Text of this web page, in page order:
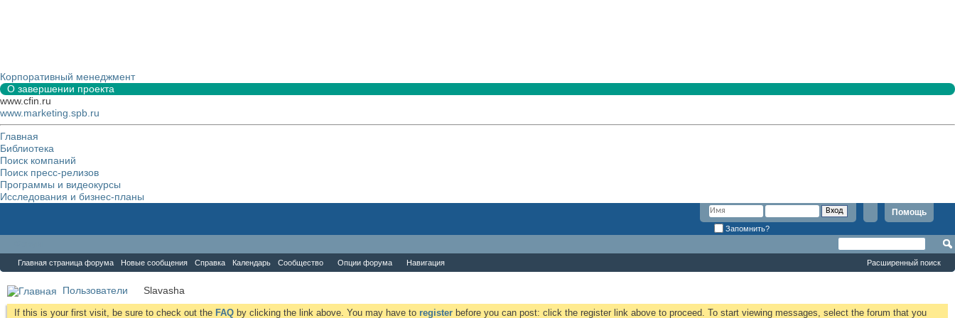
Корпоративный менеджмент
О завершении проекта
www.cfin.ru
www.marketing.spb.ru
Главная
Библиотека
Поиск компаний
Поиск пресс-релизов
Программы и видеокурсы
Исследования и бизнес-планы
Помощь
Запомнить?
Главная страница форума Новые сообщения Справка Календарь Сообщество Опции форума Навигация Расширенный поиск
Пользователи Slavasha
If this is your first visit, be sure to check out the FAQ by clicking the link above. You may have to register before you can post: click the register link above to proceed. To start viewing messages, select the forum that you